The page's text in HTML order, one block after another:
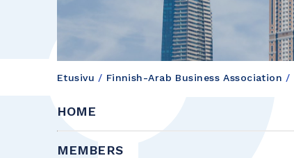
Etusivu / Finnish-Arab Business Association /
HOME
MEMBERS